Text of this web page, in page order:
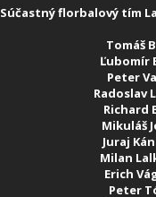
Súčastný florbalový tím
Tomáš
Ľubomír
Peter
Radoslav
Richard
Mikuláš
Juraj
Milan
Erich
Peter